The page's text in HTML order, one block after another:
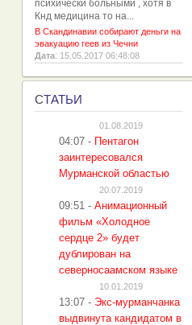
психически больными , хотя в
Кнд медицина то на...
В Скандинавии собирают деньги на
эвакуацию геев из Чечни
Дата: 15.05.2017 06:48:08
СТАТЬИ
01.08.2019
04:07 - Пентагон
заинтересовался
Мурманской областью
20.07.2019
09:51 - Анимационный
фильм «Холодное
сердце 2» будет
дублирован на
северносаамском языке
10.01.2019
13:07 - Экс-мурманчанка
выдвинута кандидатом в